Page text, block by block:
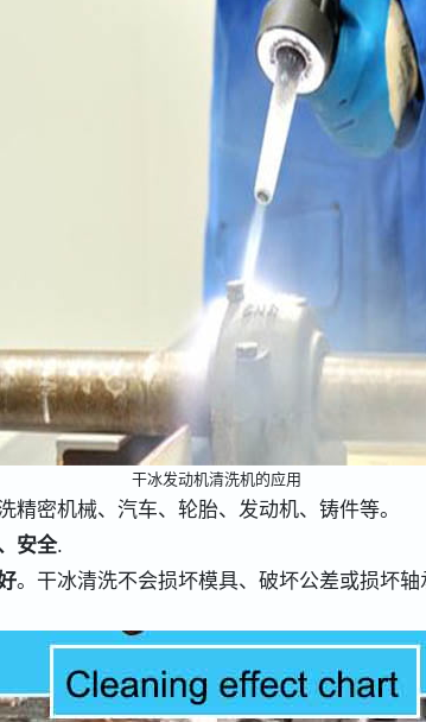
干冰发动机清洗机的应用
精密机械、汽车、轮胎、发动机、铸件等。
安全.
。干冰清洗不会损坏模具、破坏公差或损坏轴